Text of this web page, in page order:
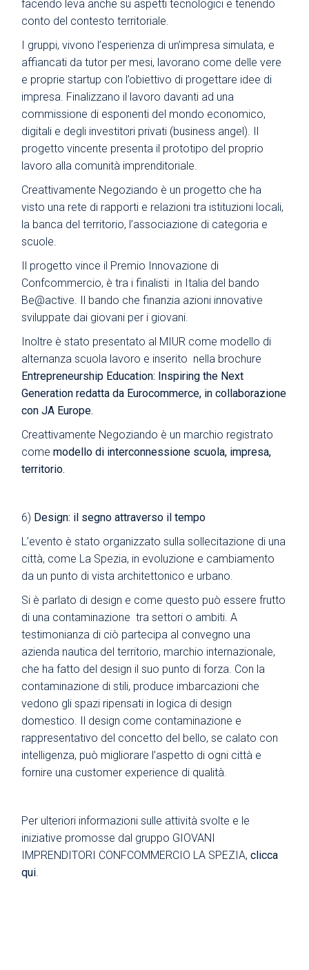
facendo leva anche su aspetti tecnologici e tenendo
conto del contesto territoriale.
I gruppi, vivono l’esperienza di un’impresa simulata, e
affiancati da tutor per mesi, lavorano come delle vere
e proprie startup con l’obiettivo di progettare idee di
impresa. Finalizzano il lavoro davanti ad una
commissione di esponenti del mondo economico,
digitali e degli investitori privati (business angel). Il
progetto vincente presenta il prototipo del proprio
lavoro alla comunità imprenditoriale.
Creattivamente Negoziando è un progetto che ha
visto una rete di rapporti e relazioni tra istituzioni locali,
la banca del territorio, l’associazione di categoria e
scuole.
Il progetto vince il Premio Innovazione di
Confcommercio, è tra i finalisti in Italia del bando
Be@active. Il bando che finanzia azioni innovative
sviluppate dai giovani per i giovani.
Inoltre è stato presentato al MIUR come modello di
alternanza scuola lavoro e inserito nella brochure
Entrepreneurship Education: Inspiring the Next
Generation redatta da Eurocommerce, in collaborazione
con JA Europe.
Creattivamente Negoziando è un marchio registrato
comemodello di interconnessione scuola, impresa,
territorio.
6) Design: il segno attraverso il tempo
L’evento è stato organizzato sulla sollecitazione di una
città, come La Spezia, in evoluzione e cambiamento
da un punto di vista architettonico e urbano.
Si è parlato di design e come questo può essere frutto
di una contaminazione tra settori o ambiti. A
testimonianza di ciò partecipa al convegno una
azienda nautica del territorio, marchio internazionale,
che ha fatto del design il suo punto di forza. Con la
contaminazione di stili, produce imbarcazioni che
vedono gli spazi ripensati in logica di design
domestico. Il design come contaminazione e
rappresentativo del concetto del bello, se calato con
intelligenza, può migliorare l’aspetto di ogni città e
fornire una customer experience di qualità.
Per ulteriori informazioni sulle attività svolte e le
iniziative promosse dal gruppo GIOVANI
IMPRENDITORI CONFCOMMERCIO LA SPEZIA,clicca
qui